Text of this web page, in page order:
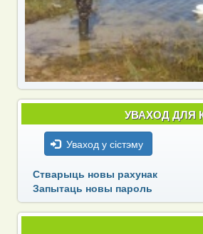
УВАХОД ДЛЯ
Уваход у сістэму
Стварыць новы рахунак
Запытаць новы пароль